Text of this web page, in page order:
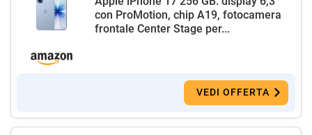
con ProMotion, chip A19, fotocamera
frontale Center Stage per...
VEDI OFFERTA